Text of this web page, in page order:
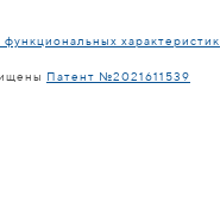
характеристик
Патент №2021611539